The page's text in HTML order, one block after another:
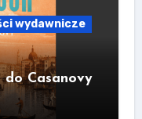
wydawnicze
do Casanovy